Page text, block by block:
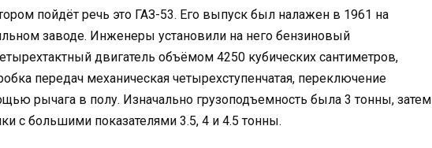
пойдёт речь это ГАЗ-53. Его выпуск был налажен в 1961 на
заводе. Инженеры установили на него бензиновый
двигатель объёмом 4250 кубических сантиметров,
передач механическая четырехступенчатая, переключение
рычага в полу. Изначально грузоподъемность была 3 тонны, затем
с большими показателями 3.5, 4 и 4.5 тонны.